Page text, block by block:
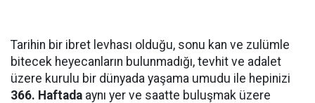
Tarihin bir ibret levhası olduğu, sonu kan ve zulümle
bitecek heyecanların bulunmadığı, tevhit ve adalet
üzere kurulu bir dünyada yaşama umudu ile hepinizi
366. Haftada aynı yer ve saatte buluşmak üzere